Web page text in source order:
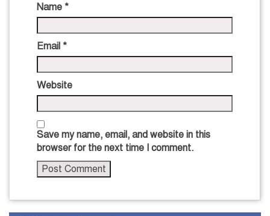
Name *
Email *
Website
Save my name, email, and website in this
browser for the next time I comment.